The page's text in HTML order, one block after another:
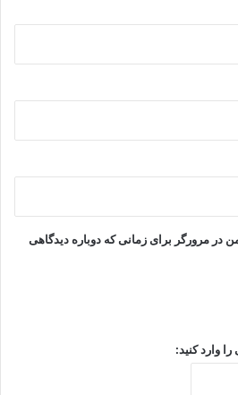
در مرورگر برای زمانی که دوباره دیدگاهی
وارد کنید: